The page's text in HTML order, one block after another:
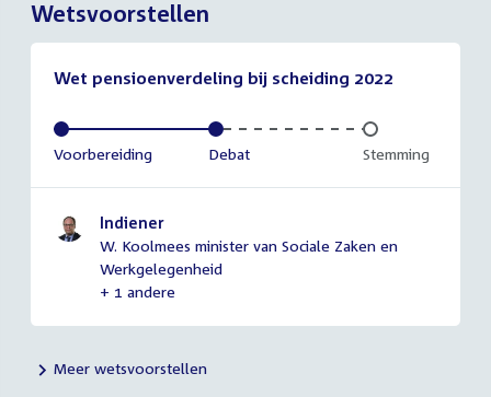
Wetsvoorstellen
Wet pensioenverdeling bij scheiding 2022
Voltooid:
Voorbereiding Voltooid:
Debat Onvoltooid:
Stemming
Indiener
W. Koolmees minister van Sociale Zaken en
Werkgelegenheid
+ 1 andere
Meer wetsvoorstellen